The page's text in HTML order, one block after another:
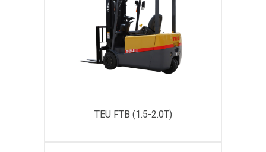
TEU FTB (1.5-2.0T)